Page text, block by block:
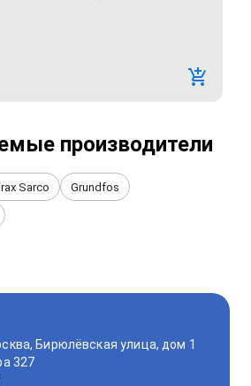
производители
Sarco Grundfos
Бирюлёвская улица, дом 1
327